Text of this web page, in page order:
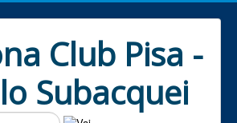
Club Pisa -
Subacquei